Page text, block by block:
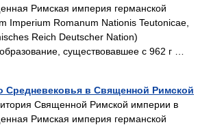
Римская империя германской
Imperium Romanum Nationis Teutonicae,
Reich Deutscher Nation)
существовавшее с 962 г …
Средневековья в Священной Римской
Священной Римской империи в
Римская империя германской